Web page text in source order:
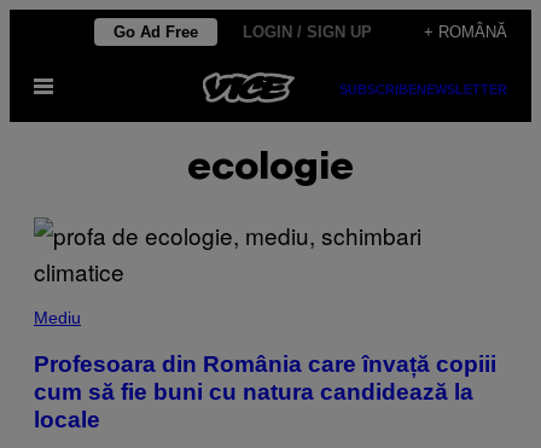
content
Go Ad Free LOGIN / SIGN UP + ROMÂNĂ
Open
SUBSCRIBENEWSLETTER
ecologie
Mediu
Profesoara din România care învață copiii
cum să fie buni cu natura candidează la
locale